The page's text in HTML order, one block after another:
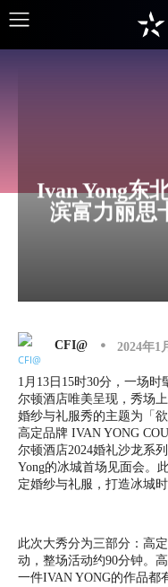
Ivan Yong东
滨富力丽思
CFI@ 2024年1
1月13日15时30分，一场
尔顿酒店唯美呈现，秀场
婚纱与礼服秀的主题为「
高定品牌 IVAN YONG
尔顿酒店2024婚礼沙龙系
Yong的冰城首场见面会。
定婚纱与礼服，打造冰城
此次大秀分为三部分：高
动，整场活动约90分钟。
一件IVAN YONG的作品都